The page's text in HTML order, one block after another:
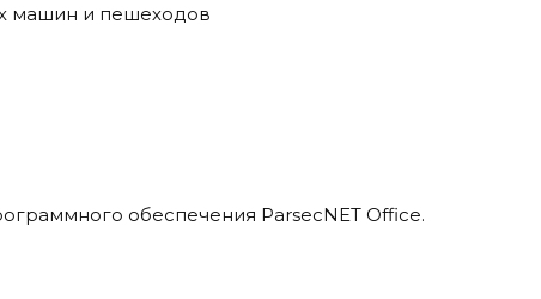
машин и пешеходов
обеспечения ParsecNET Office.